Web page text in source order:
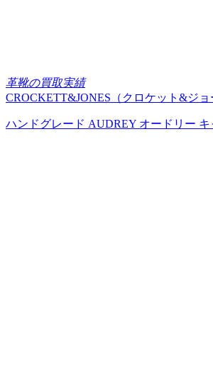
革靴の買取実績
CROCKETT&JONES（クロケット&ジョ
ハンドグレード AUDREY オードリー キ